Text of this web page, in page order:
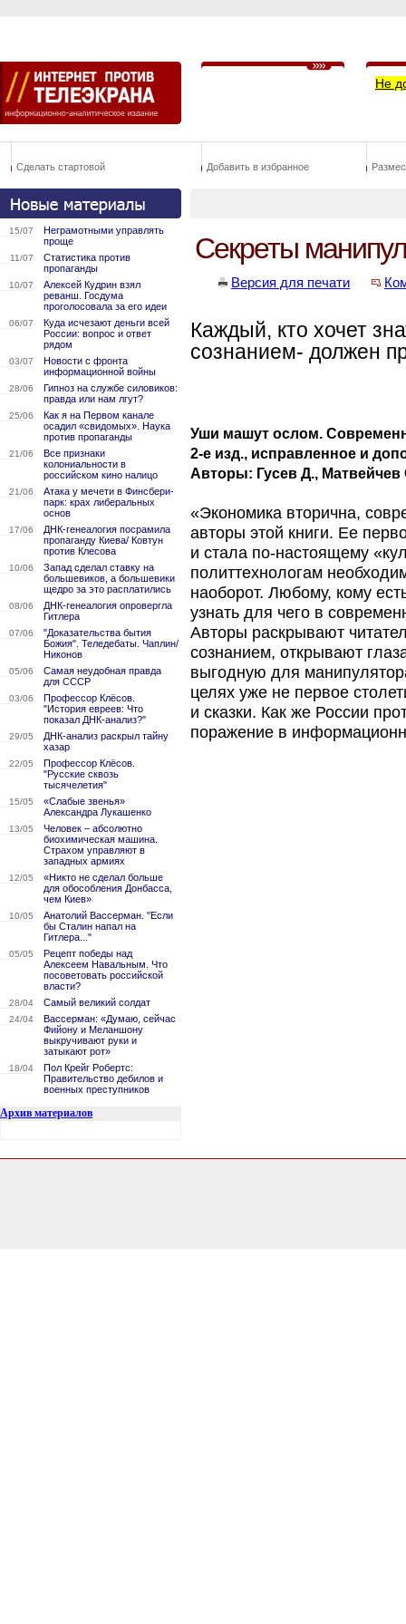
Не
Сделать стартовой Добавить в избранное
15/07
Неграмотными управлять
проще
11/07
Статистика против
пропаганды
10/07
Алексей Кудрин взял
реванш. Госдума
проголосовала за его идеи
06/07
Куда исчезают деньги всей
России: вопрос и ответ
рядом
03/07
Новости с фронта
информационной войны
28/06
Гипноз на службе силовиков:
правда или нам лгут?
25/06
Как я на Первом канале
осадил «свидомых». Наука
против пропаганды
21/06
Все признаки
колониальности в
российском кино налицо
21/06
Атака у мечети в Финсбери-
парк: крах либеральных
основ
17/06
ДНК-генеалогия посрамила
пропаганду Киева/ Ковтун
против Клесова
10/06
Запад сделал ставку на
большевиков, а большевики
щедро за это расплатились
08/06
ДНК-генеалогия опровергла
Гитлера
07/06
"Доказательства бытия
Божия". Теледебаты. Чаплин/
Никонов
05/06
Самая неудобная правда
для СССР
03/06
Профессор Клёсов.
"История евреев: Что
показал ДНК-анализ?"
29/05
ДНК-анализ раскрыл тайну
хазар
22/05
Профессор Клёсов.
"Русские сквозь
тысячелетия"
15/05
«Слабые звенья»
Александра Лукашенко
13/05
Человек – абсолютно
биохимическая машина.
Страхом управляют в
западных армиях
12/05
«Никто не сделал больше
для обособления Донбасса,
чем Киев»
10/05
Анатолий Вассерман. "Если
бы Сталин напал на
Гитлера..."
05/05
Рецепт победы над
Алексеем Навальным. Что
посоветовать российской
власти?
28/04 Самый великий солдат
24/04
Вассерман: «Думаю, сейчас
Фийону и Меланшону
выкручивают руки и
затыкают рот»
18/04
Пол Крейг Робертс:
Правительство дебилов и
военных преступников
Архив материалов
Cекреты
Версия для печати
Каждый, кто хочет
сознанием- должен
Уши машут ослом.
2-е изд., исправленное и
Авторы: Гусев Д., Матвейчев
«Экономика вторична,
авторы этой книги. Ее
и стала по-настоящему
политтехнологам
наоборот. Любому, кому
узнать для чего в
Авторы раскрывают
сознанием, открывают
выгодную для
целях уже не первое
и сказки. Как же России
поражение в